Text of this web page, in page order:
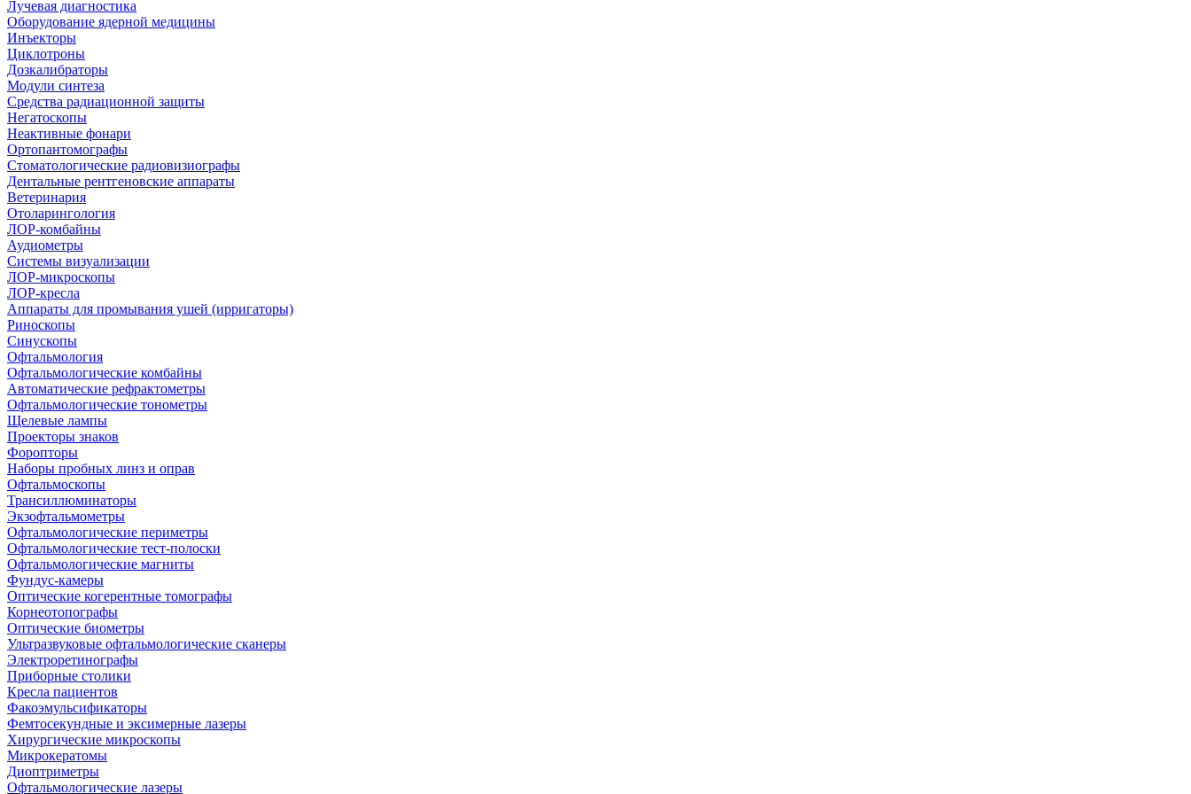
Лучевая диагностика
Оборудование ядерной медицины
Инъекторы
Циклотроны
Дозкалибраторы
Модули синтеза
Средства радиационной защиты
Негатоскопы
Неактивные фонари
Ортопантомографы
Стоматологические радиовизиографы
Дентальные рентгеновские аппараты
Ветеринария
Отоларингология
ЛОР-комбайны
Аудиометры
Системы визуализации
ЛОР-микроскопы
ЛОР-кресла
Аппараты для промывания ушей (ирригаторы)
Риноскопы
Синускопы
Офтальмология
Офтальмологические комбайны
Автоматические рефрактометры
Офтальмологические тонометры
Щелевые лампы
Проекторы знаков
Форопторы
Наборы пробных линз и оправ
Офтальмоскопы
Трансиллюминаторы
Экзофтальмометры
Офтальмологические периметры
Офтальмологические тест-полоски
Офтальмологические магниты
Фундус-камеры
Оптические когерентные томографы
Корнеотопографы
Оптические биометры
Ультразвуковые офтальмологические сканеры
Электроретинографы
Приборные столики
Кресла пациентов
Факоэмульсификаторы
Фемтосекундные и эксимерные лазеры
Хирургические микроскопы
Микрокератомы
Диоптриметры
Офтальмологические лазеры